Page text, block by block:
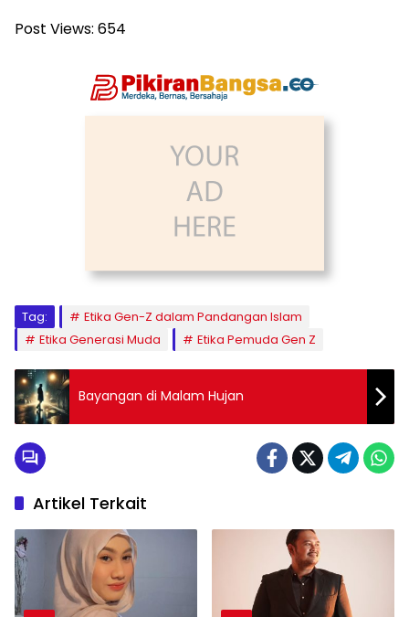
Post Views: 654
Tag:
Etika Gen-Z dalam Pandangan Islam
Etika Generasi Muda
Etika Pemuda Gen Z
Bayangan di Malam Hujan
Artikel Terkait